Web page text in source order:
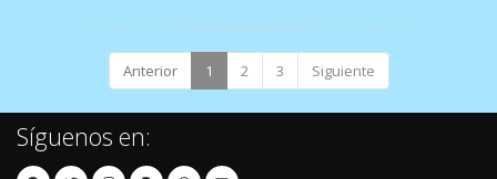
Anterior 1 2 3 Siguiente
Síguenos en: